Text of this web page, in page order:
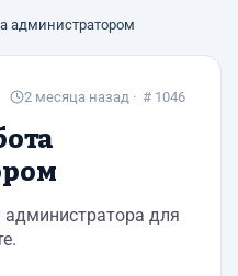
администратором
2 месяца назад · # 1046
для